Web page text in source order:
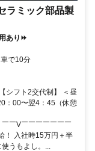
ラミック部品製
あり⏩
で10分
シフト2交代制】 ＜昼
：00〜翌4：45（休憩
￣V￣￣￣￣￣￣￣
！ 入社時15万円＋半
うもよし。...